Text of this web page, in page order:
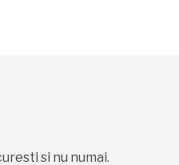
si nu numai.